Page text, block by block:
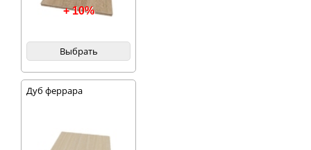
+ 10%
Выбрать
Дуб феррара